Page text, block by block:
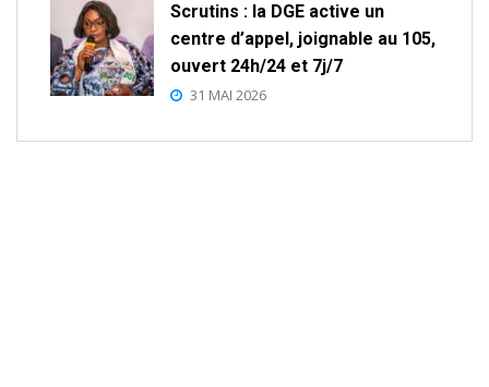
Scrutins : la DGE active un
centre d’appel, joignable au 105,
ouvert 24h/24 et 7j/7
31 MAI 2026